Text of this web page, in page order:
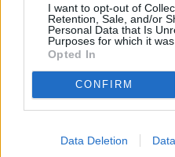
I want to opt-out of
Retention, Sale, and/or
Personal Data that Is
Purposes for which it was
Opted In
CONFIRM
Data Deletion